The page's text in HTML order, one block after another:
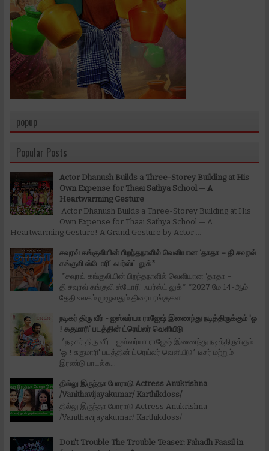
popup
Popular Posts
Actor Dhanush Builds a Three-Storey Building at His
Own Expense for Thaai Sathya School — A
Heartwarming Gesture
Actor Dhanush Builds a Three-Storey Building at His
Own Expense for Thaai Sathya School — A
Heartwarming Gesture! A Grand Gesture by Actor ...
சவுரவ் கங்குலியின் பிறந்தநாளில் வெளியான ‘தாதா – தி சவுரவ்
கங்குலி ஸ்டோரி’ ஃபர்ஸ்ட் லுக்*
*சவுரவ் கங்குலியின் பிறந்தநாளில் வெளியான ‘தாதா –
தி சவுரவ் கங்குலி ஸ்டோரி’ ஃபர்ஸ்ட் லுக்* *2027 மே 14-ஆம்
தேதி உலகம் முழுவதும் திரையரங்குகள...
நடிகர் திரு வீர் - ஐஸ்வர்யா ராஜேஷ் இணைந்து நடித்திருக்கும் 'ஓ
! சுகுமாரி' படத்தின் ட்ரெய்லர் வெளியீடு
*நடிகர் திரு வீர் - ஐஸ்வர்யா ராஜேஷ் இணைந்து நடித்திருக்கும்
'ஓ ! சுகுமாரி' படத்தின் ட்ரெய்லர் வெளியீடு* டீசர் மற்றும்
இரண்டு பாடல்க...
தில்லு இருந்தா போராடு Actress Anukrishna
/Vanithavijayakumar/ Karthikdoss/
தில்லு இருந்தா போராடு Actress Anukrishna
/Vanithavijayakumar/ Karthikdoss/
Don't Trouble The Trouble Teaser: Fahadh Faasil in